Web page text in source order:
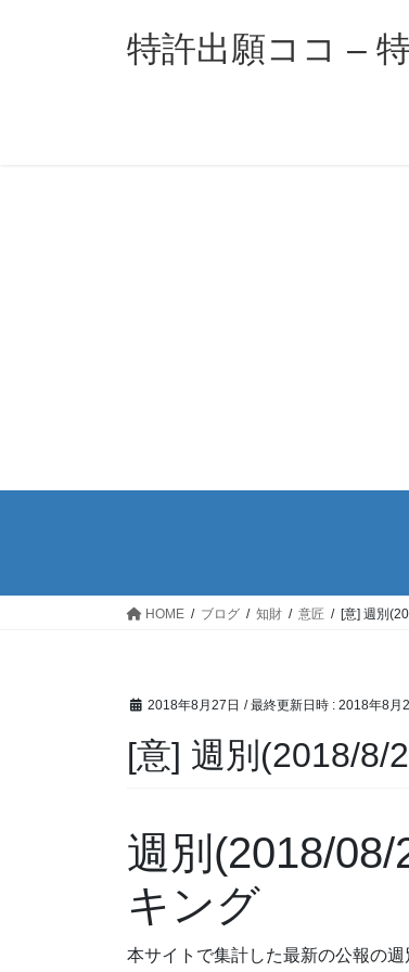
特許出願ココ –
HOME ブログ 知財 意匠 [意] 週別
2018年8月27日 / 最終更新日時 : 2018年8月
[意] 週別(2018/8/
週別(2018/
キング
本サイトで集計した最新の公報の